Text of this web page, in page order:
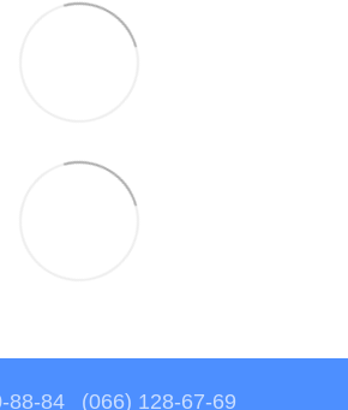
88-84 (066) 128-67-69